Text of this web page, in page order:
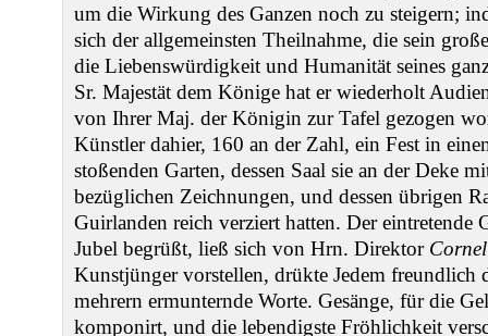
um die Wirkung des Ganzen noch zu steigern;
sich der allgemeinsten Theilnahme, die sein
die Liebenswürdigkeit und Humanität seines
Sr. Majestät dem Könige hat er wiederholt
von Ihrer Maj. der Königin zur Tafel gezogen
Künstler dahier, 160 an der Zahl, ein Fest in
stoßenden Garten, dessen Saal sie an der Deke
bezüglichen Zeichnungen, und dessen übrigen
Guirlanden reich verziert hatten. Der eintretende
Jubel begrüßt, ließ sich von Hrn. Direktor
Kunstjünger vorstellen, drükte Jedem freundlich
mehrern ermunternde Worte. Gesänge, für die
komponirt, und die lebendigste Fröhlichkeit